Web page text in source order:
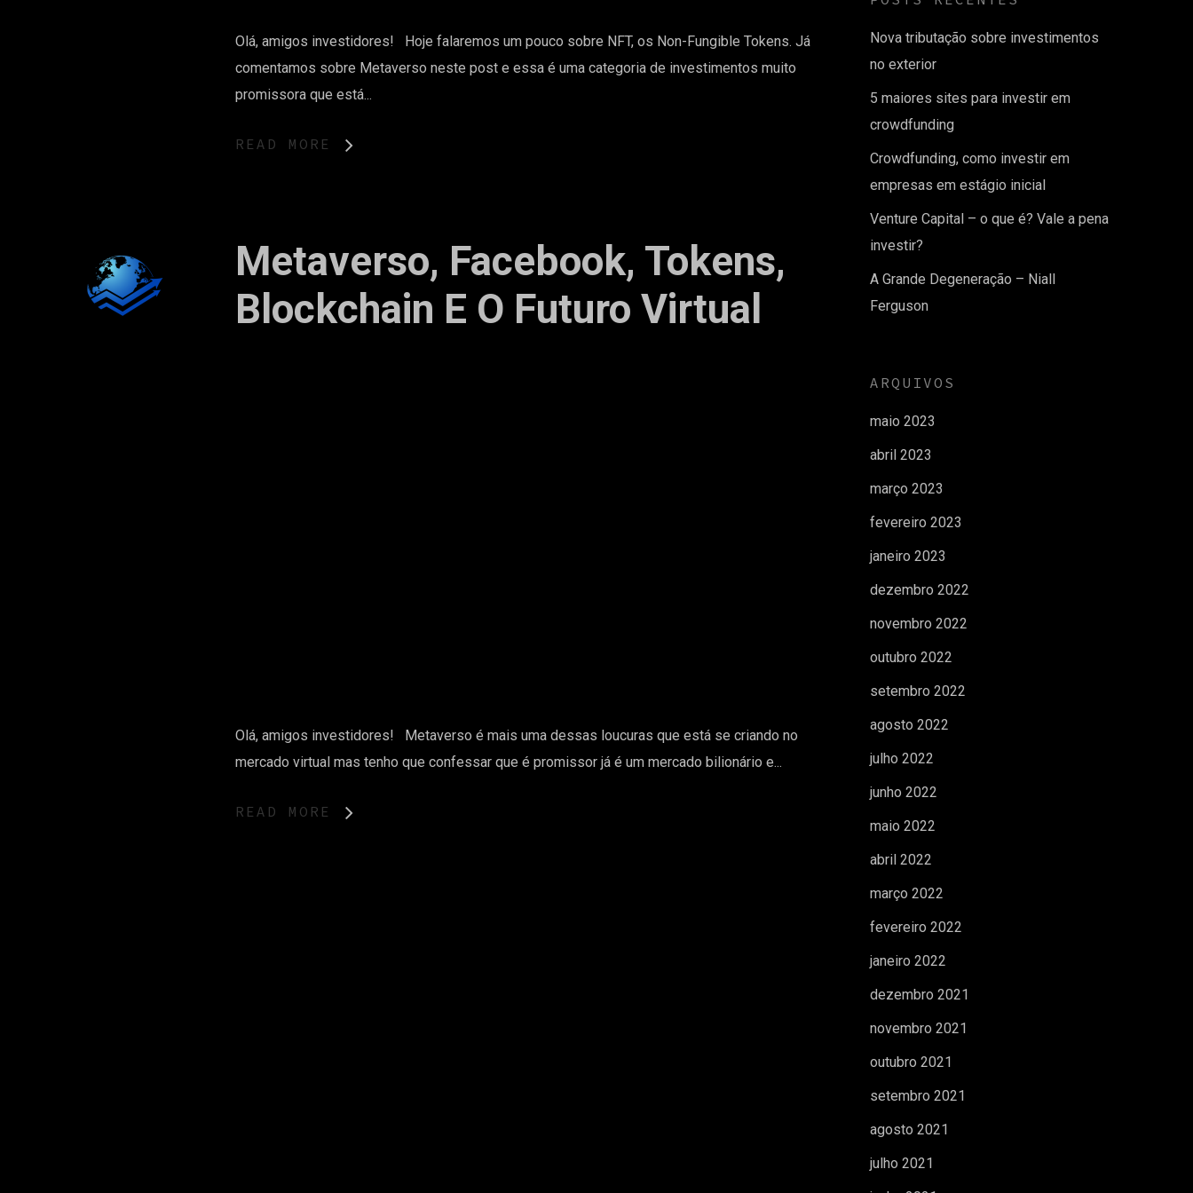
Olá, amigos investidores! Hoje falaremos um pouco sobre NFT, os Non-Fungible Tokens. Já
comentamos sobre Metaverso neste post e essa é uma categoria de investimentos muito
promissora que está...
READ MORE
Metaverso, Facebook, Tokens,
Blockchain E O Futuro Virtual
Olá, amigos investidores! Metaverso é mais uma dessas loucuras que está se criando no
mercado virtual mas tenho que confessar que é promissor já é um mercado bilionário e...
READ MORE
Nova tributação sobre investimentos
no exterior
5 maiores sites para investir em
crowdfunding
Crowdfunding, como investir em
empresas em estágio inicial
Venture Capital – o que é? Vale a pena
investir?
A Grande Degeneração – Niall
Ferguson
ARQUIVOS
maio 2023
abril 2023
março 2023
fevereiro 2023
janeiro 2023
dezembro 2022
novembro 2022
outubro 2022
setembro 2022
agosto 2022
julho 2022
junho 2022
maio 2022
abril 2022
março 2022
fevereiro 2022
janeiro 2022
dezembro 2021
novembro 2021
outubro 2021
setembro 2021
agosto 2021
julho 2021